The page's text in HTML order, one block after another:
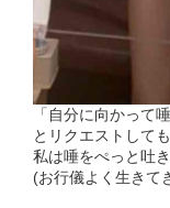
「自分に向かって
とリクエストして
私は唾をぺっと吐
(お行儀よく生きて